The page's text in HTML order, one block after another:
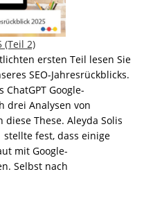
(Teil 2)
ersten Teil lesen Sie
SEO-Jahresrückblicks.
ChatGPT Google-
drei Analysen von
These. Aleyda Solis
fest, dass einige
mit Google-
Selbst nach